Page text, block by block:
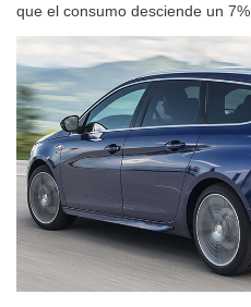
que el consumo desciende un 7%